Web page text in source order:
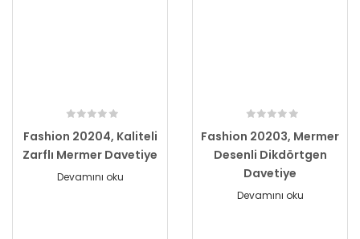
Fashion 20204, Kaliteli
Zarflı Mermer Davetiye
Devamını oku
Fashion 20203, Mermer
Desenli Dikdörtgen
Davetiye
Devamını oku